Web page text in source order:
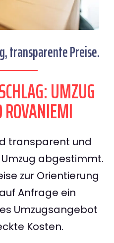
transparente Preise.
UMZUG
transparent und
abgestimmt.
zur Orientierung
Anfrage ein
Umzugsangebot
Kosten.